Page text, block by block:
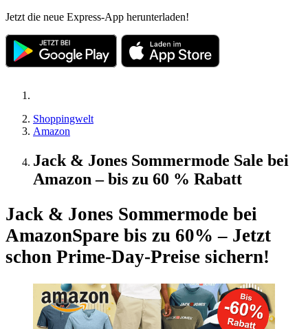
Jetzt die neue Express-App herunterladen!
Shoppingwelt
Amazon
Jack & Jones Sommermode Sale bei
Amazon – bis zu 60 % Rabatt
Jack & Jones Sommermode bei
AmazonSpare bis zu 60% – Jetzt
schon Prime-Day-Preise sichern!